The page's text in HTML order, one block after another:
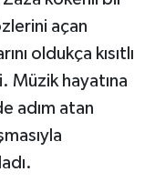
açan
oldukça kısıtlı
Müzik hayatına
adım atan